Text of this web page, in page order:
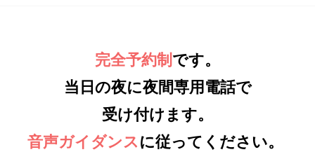
完全予約制 です。
当日の夜に夜間専用電話で
受け付けます。
音声ガイダンス に従ってください。